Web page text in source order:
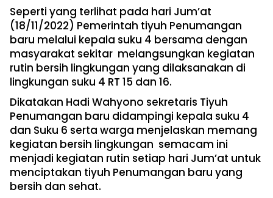
Seperti yang terlihat pada hari Jum’at
(18/11/2022) Pemerintah tiyuh Penumangan
baru melalui kepala suku 4 bersama dengan
masyarakat sekitar melangsungkan kegiatan
rutin bersih lingkungan yang dilaksanakan di
lingkungan suku 4 RT 15 dan 16.
Dikatakan Hadi Wahyono sekretaris Tiyuh
Penumangan baru didampingi kepala suku 4
dan Suku 6 serta warga menjelaskan memang
kegiatan bersih lingkungan semacam ini
menjadi kegiatan rutin setiap hari Jum’at untuk
menciptakan tiyuh Penumangan baru yang
bersih dan sehat.